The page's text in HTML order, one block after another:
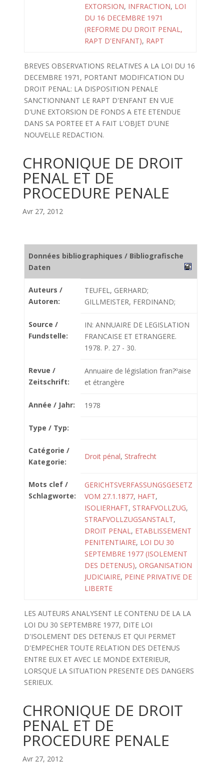
EXTORSION, INFRACTION, LOI
DU 16 DECEMBRE 1971
(REFORME DU DROIT PENAL,
RAPT D'ENFANT), RAPT
BREVES OBSERVATIONS RELATIVES A LA LOI DU 16
DECEMBRE 1971, PORTANT MODIFICATION DU
DROIT PENAL: LA DISPOSITION PENALE
SANCTIONNANT LE RAPT D'ENFANT EN VUE
D'UNE EXTORSION DE FONDS A ETE ETENDUE
DANS SA PORTEE ET A FAIT L'OBJET D'UNE
NOUVELLE REDACTION.
CHRONIQUE DE DROIT
PENAL ET DE
PROCEDURE PENALE
Avr 27, 2012
Données bibliographiques / Bibliografische
Daten
Auteurs /
Autoren:
TEUFEL, GERHARD;
GILLMEISTER, FERDINAND;
Source /
Fundstelle:
IN: ANNUAIRE DE LEGISLATION
FRANCAISE ET ETRANGERE.
1978. P. 27 - 30.
Revue /
Zeitschrift:
Annuaire de législation fran?ºaise
et étrangère
Année / Jahr: 1978
Type / Typ:
Catégorie /
Kategorie:
Droit pénal, Strafrecht
Mots clef /
Schlagworte:
GERICHTSVERFASSUNGSGESETZ
VOM 27.1.1877, HAFT,
ISOLIERHAFT, STRAFVOLLZUG,
STRAFVOLLZUGSANSTALT,
DROIT PENAL, ETABLISSEMENT
PENITENTIAIRE, LOI DU 30
SEPTEMBRE 1977 (ISOLEMENT
DES DETENUS), ORGANISATION
JUDICIAIRE, PEINE PRIVATIVE DE
LIBERTE
LES AUTEURS ANALYSENT LE CONTENU DE LA LA
LOI DU 30 SEPTEMBRE 1977, DITE LOI
D'ISOLEMENT DES DETENUS ET QUI PERMET
D'EMPECHER TOUTE RELATION DES DETENUS
ENTRE EUX ET AVEC LE MONDE EXTERIEUR,
LORSQUE LA SITUATION PRESENTE DES DANGERS
SERIEUX.
CHRONIQUE DE DROIT
PENAL ET DE
PROCEDURE PENALE
Avr 27, 2012